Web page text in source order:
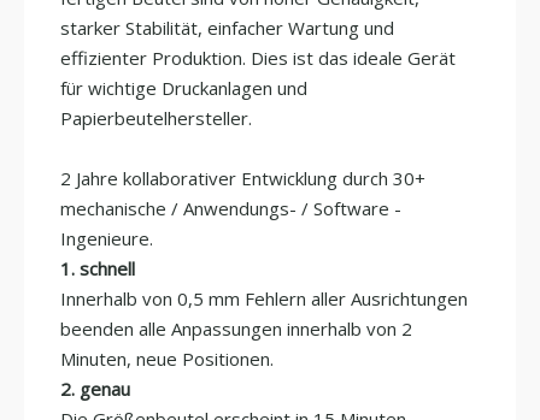
starker Stabilität, einfacher Wartung und
effizienter Produktion. Dies ist das ideale Gerät
für wichtige Druckanlagen und
Papierbeutelhersteller.
2 Jahre kollaborativer Entwicklung durch 30+
mechanische / Anwendungs- / Software -
Ingenieure.
1. schnell
Innerhalb von 0,5 mm Fehlern aller Ausrichtungen
beenden alle Anpassungen innerhalb von 2
Minuten, neue Positionen.
2. genau